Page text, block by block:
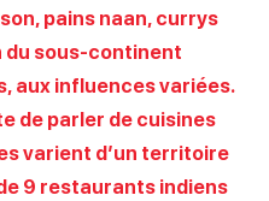
pains naan, currys
du sous-continent
aux influences variées.
de parler de cuisines
varient d’un territoire
9 restaurants indiens